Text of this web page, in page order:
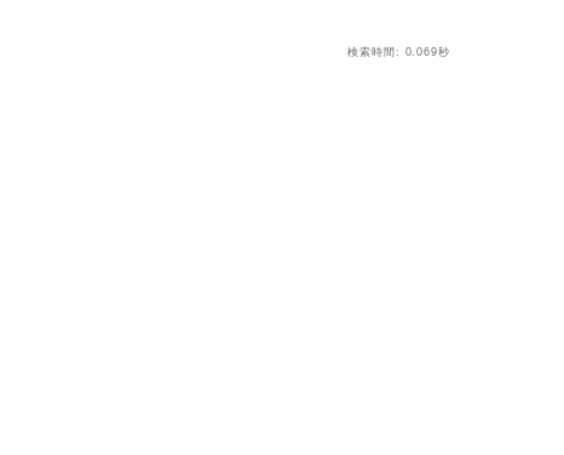
検索時間: 0.069秒